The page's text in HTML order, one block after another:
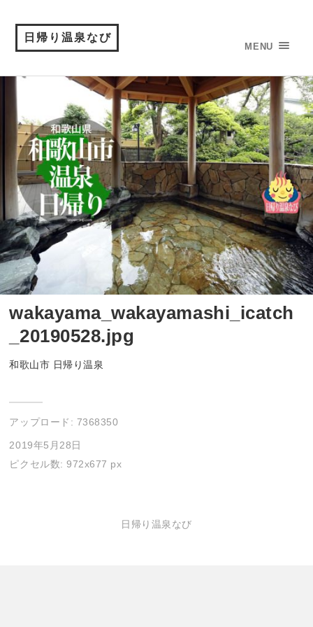
日帰り温泉なび
MENU
wakayama_wakayamashi_icatch
_20190528.jpg
和歌山市 日帰り温泉
アップロード: 7368350
2019年5月28日
ピクセル数: 972x677 px
日帰り温泉なび